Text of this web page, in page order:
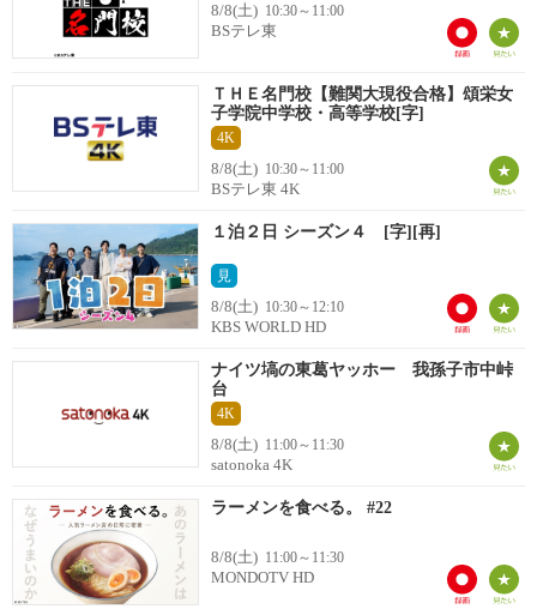
8/8(土) 10:30～11:00
BSテレ東
ＴＨＥ名門校【難関大現役合格】頌栄女
子学院中学校・高等学校[字]
4K
8/8(土) 10:30～11:00
BSテレ東 4K
１泊２日 シーズン４ [字][再]
見
8/8(土) 10:30～12:10
KBS WORLD HD
ナイツ塙の東葛ヤッホー 我孫子市中峠
台
4K
8/8(土) 11:00～11:30
satonoka 4K
ラーメンを食べる。 #22
8/8(土) 11:00～11:30
MONDOTV HD